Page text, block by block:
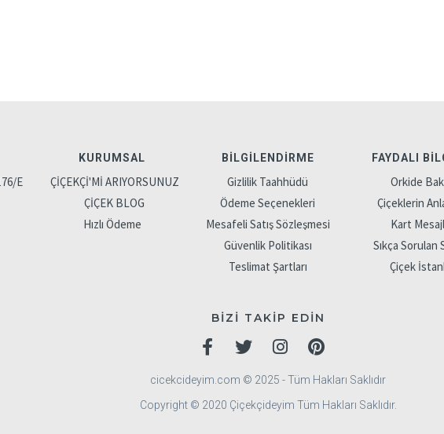
E
KURUMSAL
ÇİÇEKÇİ'Mİ ARIYORSUNUZ
ÇİÇEK BLOG
Hızlı Ödeme
BILGILENDIRME
Gizlilik Taahhüdü
Ödeme Seçenekleri
Mesafeli Satış Sözleşmesi
Güvenlik Politikası
Teslimat Şartları
FAYDALI
Orkide
Çiçeklerin
Kart
Sıkça Sorulan
Çiçek
BİZİ TAKİP EDİN
cicekcideyim.com © 2025 - Tüm Hakları Saklıdır
Copyright © 2020 Çiçekçideyim Tüm Hakları Saklıdır.